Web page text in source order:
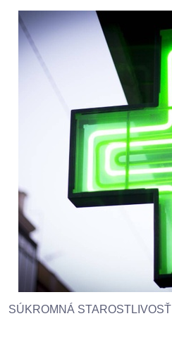
SÚKROMNÁ STAROSTLIVOSŤ